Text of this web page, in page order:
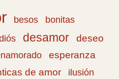
besos
bonitas
desamor deseo
esperanza
de amor
ilusión